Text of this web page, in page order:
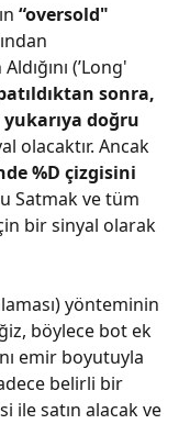
“oversold"
(’Long'
sonra,
yukarıya doğru
olacaktır. Ancak
%D çizgisini
Satmak ve tüm
bir sinyal olarak
yönteminin
böylece bot ek
emir boyutuyla
belirli bir
ile satın alacak ve